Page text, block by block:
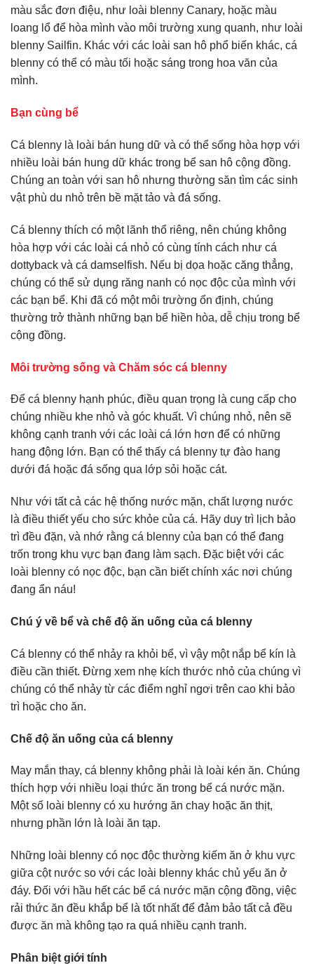
màu sắc đơn điệu, như loài blenny Canary, hoặc màu
loang lổ để hòa mình vào môi trường xung quanh, như loài
blenny Sailfin. Khác với các loài san hô phổ biến khác, cá
blenny có thể có màu tối hoặc sáng trong hoa văn của
mình.
Bạn cùng bể
Cá blenny là loài bán hung dữ và có thể sống hòa hợp với
nhiều loài bán hung dữ khác trong bể san hô cộng đồng.
Chúng an toàn với san hô nhưng thường săn tìm các sinh
vật phù du nhỏ trên bề mặt tảo và đá sống.
Cá blenny thích có một lãnh thổ riêng, nên chúng không
hòa hợp với các loài cá nhỏ có cùng tính cách như cá
dottyback và cá damselfish. Nếu bị dọa hoặc căng thẳng,
chúng có thể sử dụng răng nanh có nọc độc của mình với
các bạn bể. Khi đã có một môi trường ổn định, chúng
thường trở thành những bạn bể hiền hòa, dễ chịu trong bể
cộng đồng.
Môi trường sống và Chăm sóc cá blenny
Để cá blenny hạnh phúc, điều quan trọng là cung cấp cho
chúng nhiều khe nhỏ và góc khuất. Vì chúng nhỏ, nên sẽ
không cạnh tranh với các loài cá lớn hơn để có những
hang động lớn. Bạn có thể thấy cá blenny tự đào hang
dưới đá hoặc đá sống qua lớp sỏi hoặc cát.
Như với tất cả các hệ thống nước mặn, chất lượng nước
là điều thiết yếu cho sức khỏe của cá. Hãy duy trì lịch bảo
trì đều đặn, và nhớ rằng cá blenny của bạn có thể đang
trốn trong khu vực bạn đang làm sạch. Đặc biệt với các
loài blenny có nọc độc, bạn cần biết chính xác nơi chúng
đang ẩn náu!
Chú ý về bể và chế độ ăn uống của cá blenny
Cá blenny có thể nhảy ra khỏi bể, vì vậy một nắp bể kín là
điều cần thiết. Đừng xem nhẹ kích thước nhỏ của chúng vì
chúng có thể nhảy từ các điểm nghỉ ngơi trên cao khi bảo
trì hoặc cho ăn.
Chế độ ăn uống của cá blenny
May mắn thay, cá blenny không phải là loài kén ăn. Chúng
thích hợp với nhiều loại thức ăn trong bể cá nước mặn.
Một số loài blenny có xu hướng ăn chay hoặc ăn thịt,
nhưng phần lớn là loài ăn tạp.
Những loài blenny có nọc độc thường kiếm ăn ở khu vực
giữa cột nước so với các loài blenny khác chủ yếu ăn ở
đáy. Đối với hầu hết các bể cá nước mặn cộng đồng, việc
rải thức ăn đều khắp bể là tốt nhất để đảm bảo tất cả đều
được ăn mà không tạo ra quá nhiều cạnh tranh.
Phân biệt giới tính